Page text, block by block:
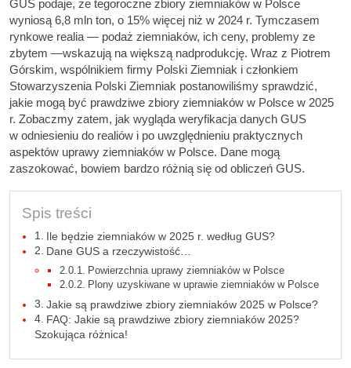
GUS podaje, że tegoroczne zbiory ziemniaków w Polsce
wyniosą 6,8 mln ton, o 15% więcej niż w 2024 r. Tymczasem
rynkowe realia — podaż ziemniaków, ich ceny, problemy ze
zbytem —wskazują na większą nadprodukcję. Wraz z Piotrem
Górskim, wspólnikiem firmy Polski Ziemniak i członkiem
Stowarzyszenia Polski Ziemniak postanowiliśmy sprawdzić,
jakie mogą być prawdziwe zbiory ziemniaków w Polsce w 2025
r. Zobaczmy zatem, jak wygląda weryfikacja danych GUS
w odniesieniu do realiów i po uwzględnieniu praktycznych
aspektów uprawy ziemniaków w Polsce. Dane mogą
zaszokować, bowiem bardzo różnią się od obliczeń GUS.
Spis treści
Ile będzie ziemniaków w 2025 r. według GUS?
Dane GUS a rzeczywistość…
Powierzchnia uprawy ziemniaków w Polsce
Plony uzyskiwane w uprawie ziemniaków w Polsce
Jakie są prawdziwe zbiory ziemniaków 2025 w Polsce?
FAQ: Jakie są prawdziwe zbiory ziemniaków 2025?
Szokująca różnica!